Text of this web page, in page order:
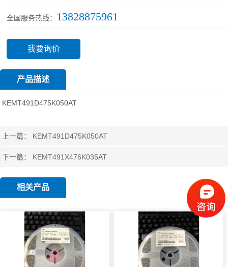
全国服务热线： 13828875961
我要询价
产品描述
KEMT491D475K050AT
上一篇： KEMT491D475K050AT
下一篇： KEMT491X476K035AT
相关产品